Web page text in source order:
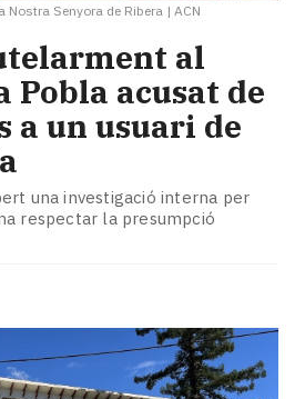
Nostra Senyora de Ribera | ACN
al
Pobla acusat de
a un usuari de
una investigació interna per
respectar la presumpció